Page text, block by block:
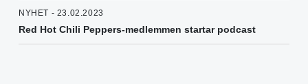
NYHET - 23.02.2023
Red Hot Chili Peppers-medlemmen startar podcast